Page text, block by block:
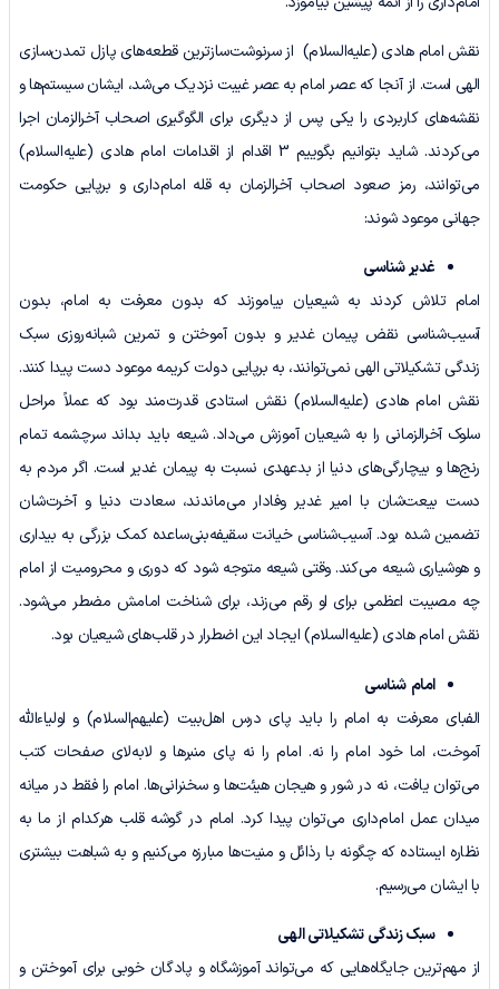
نقش امام هادی (علیه‌السلام) از سرنوشت‌سازترین قطعه‌های پازل تمدن‌سازی
الهی است. از آنجا که عصر امام به عصر غیبت نزدیک می‌شد، ایشان سیستم‌ها و
نقشه‌های کاربردی را یکی ‌پس ‌از دیگری برای الگوگیری اصحاب آخرالزمان اجرا
می‌کردند. شاید بتوانیم بگوییم 3 اقدام از اقدامات امام هادی (علیه‌السلام)
می‌توانند، رمز صعود اصحاب آخرالزمان به قله امام‌داری و برپایی حکومت
جهانی موعود شوند:
غدیر شناسی
امام تلاش کردند به شیعیان بیاموزند که بدون معرفت به امام، بدون
آسیب‌شناسی نقض پیمان غدیر و بدون آموختن و تمرین شبانه‌روزی سبک
زندگی تشکیلاتی الهی نمی‌توانند، به برپایی دولت کریمه موعود دست پیدا کنند.
نقش امام هادی (علیه‌السلام) نقش استادی قدرت‌مند بود که عملاً مراحل
سلوک آخرالزمانی را به شیعیان آموزش می‌داد. شیعه باید بداند سرچشمه تمام
رنج‌ها و بیچارگی‌های دنیا از بدعهدی نسبت به پیمان غدیر است. اگر مردم به
دست بیعت‌شان با امیر غدیر وفادار می‌ماندند، سعادت دنیا و آخرت‌شان
تضمین شده بود. آسیب‌شناسی خیانت سقیفه‌بنی‌ساعده کمک بزرگی به بیداری
و هوشیاری شیعه می‌کند. وقتی شیعه متوجه شود که دوری و محرومیت از امام
چه مصیبت اعظمی برای او رقم می‌زند، برای شناخت امامش مضطر می‌شود.
نقش امام هادی (علیه‌السلام) ایجاد این اضطرار در قلب‌های شیعیان بود.
امام شناسی
الفبای معرفت به امام را باید پای درس اهل‌بیت (علیهم‌السلام) و اولیاءالله
آموخت، اما خود امام را نه. امام را نه پای منبرها و لابه‌لای صفحات کتب
می‌توان یافت، نه در شور و هیجان هیئت‌ها و سخنرانی‌ها. امام را فقط در میانه
میدان عمل امام‌داری می‌توان پیدا کرد. امام در گوشه قلب هرکدام از ما به
نظاره ایستاده که چگونه با رذائل و منیت‌ها مبارزه می‌کنیم و به شباهت بیشتری
با ایشان می‌رسیم.
سبک زندگی تشکیلاتی الهی
از مهم‌ترین جایگاه‌هایی که می‌تواند آموزشگاه و پادگان خوبی برای آموختن و